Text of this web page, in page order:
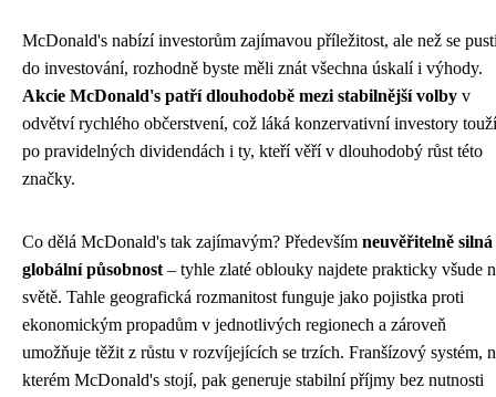
McDonald's nabízí investorům zajímavou příležitost, ale než se
do investování, rozhodně byste měli znát všechna úskalí i výhody.
Akcie McDonald's patří dlouhodobě mezi stabilnější volby v
odvětví rychlého občerstvení, což láká konzervativní investory
po pravidelných dividendách i ty, kteří věří v dlouhodobý růst této
značky.
Co dělá McDonald's tak zajímavým? Především neuvěřitelně silná
globální působnost – tyhle zlaté oblouky najdete prakticky všude
světě. Tahle geografická rozmanitost funguje jako pojistka proti
ekonomickým propadům v jednotlivých regionech a zároveň
umožňuje těžit z růstu v rozvíjejících se trzích. Franšízový systém,
kterém McDonald's stojí, pak generuje stabilní příjmy bez nutnosti